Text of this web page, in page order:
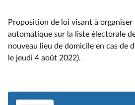
Proposition de loi visant à organiser
automatique sur la liste électorale
nouveau lieu de domicile en cas de
le jeudi 4 août 2022).